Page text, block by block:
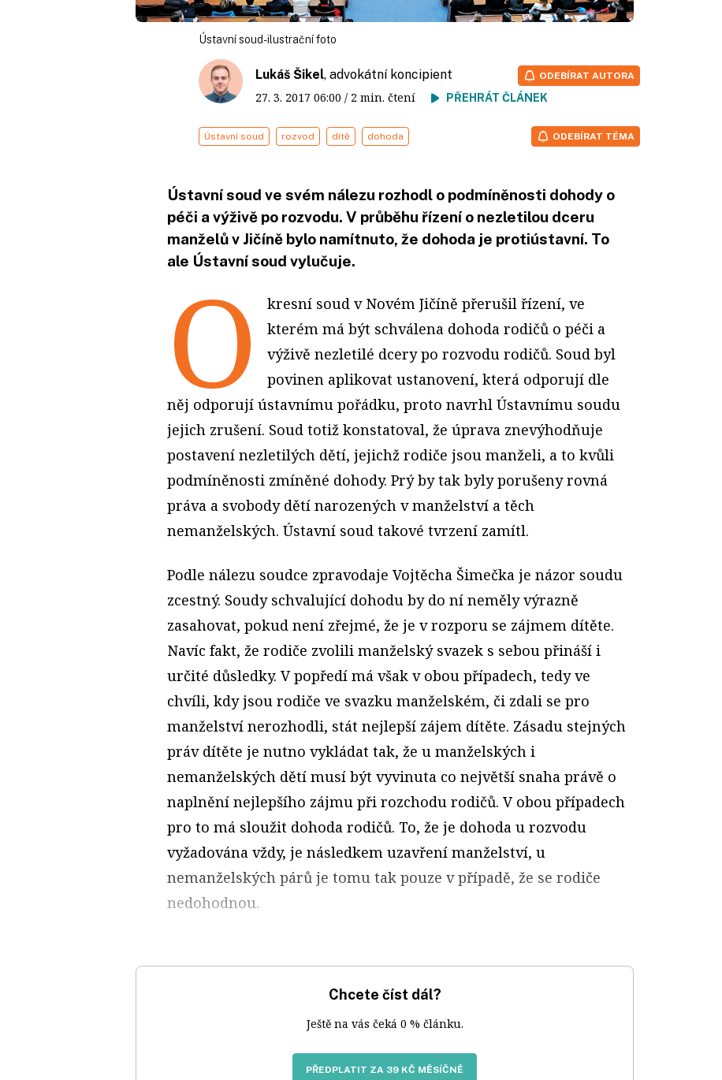
Ústavní soud- ilustrační foto
Lukáš Šikel, advokátní koncipient
27. 3. 2017 06:00 / 2 min. čtení PŘEHRÁT ČLÁNEK
ODEBÍRAT AUTORA
Ústavní soud rozvod dítě dohoda ODEBÍRAT TÉMA
Ústavní soud ve svém nálezu rozhodl o podmíněnosti dohody o
péči a výživě po rozvodu. V průběhu řízení o nezletilou dceru
manželů v Jičíně bylo namítnuto, že dohoda je protiústavní. To
ale Ústavní soud vylučuje.
O
kresní soud v Novém Jičíně přerušil řízení, ve
kterém má být schválena dohoda rodičů o péči a
výživě nezletilé dcery po rozvodu rodičů. Soud byl
povinen aplikovat ustanovení, která odporují dle
něj odporují ústavnímu pořádku, proto navrhl Ústavnímu soudu
jejich zrušení. Soud totiž konstatoval, že úprava znevýhodňuje
postavení nezletilých dětí, jejichž rodiče jsou manželi, a to kvůli
podmíněnosti zmíněné dohody. Prý by tak byly porušeny rovná
práva a svobody dětí narozených v manželství a těch
nemanželských. Ústavní soud takové tvrzení zamítl.
Podle nálezu soudce zpravodaje Vojtěcha Šimečka je názor soudu
zcestný. Soudy schvalující dohodu by do ní neměly výrazně
zasahovat, pokud není zřejmé, že je v rozporu se zájmem dítěte.
Navíc fakt, že rodiče zvolili manželský svazek s sebou přináší i
určité důsledky. V popředí má však v obou případech, tedy ve
chvíli, kdy jsou rodiče ve svazku manželském, či zdali se pro
manželství nerozhodli, stát nejlepší zájem dítěte. Zásadu stejných
práv dítěte je nutno vykládat tak, že u manželských i
nemanželských dětí musí být vyvinuta co největší snaha právě o
naplnění nejlepšího zájmu při rozchodu rodičů. V obou případech
pro to má sloužit dohoda rodičů. To, že je dohoda u rozvodu
vyžadována vždy, je následkem uzavření manželství, u
nemanželských párů je tomu tak pouze v případě, že se rodiče
nedohodnou.
Chcete číst dál?
Ještě na vás čeká 0 % článku.
PŘEDPLATIT ZA 39 KČ MĚSÍČNĚ